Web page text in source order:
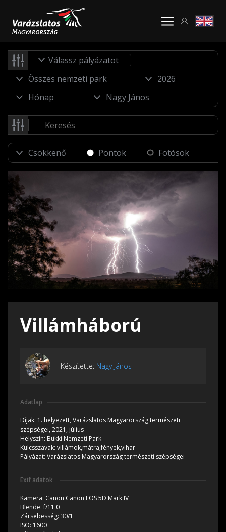
Válassz pályázatot
Pontok Fotósok
Villámháború
Készítette: Nagy János
Adatlap
Díjak: 1. helyezett, Varázslatos Magyarország természeti
szépségei, 2021, július
Helyszín: Bükki Nemzeti Park
Kulcsszavak: villámok,mátra,fények,vihar
Pályázat: Varázslatos Magyarország természeti szépségei
Exif adatok
Kamera: Canon Canon EOS 5D Mark IV
Blende:f/11.0
Zársebesség: 30/1
ISO: 1600